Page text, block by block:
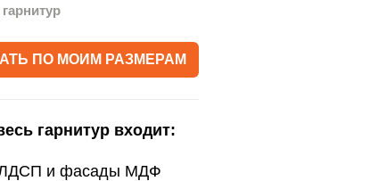
ПО МОИМ РАЗМЕРАМ
гарнитур входит:
ЛДСП и фасады МДФ